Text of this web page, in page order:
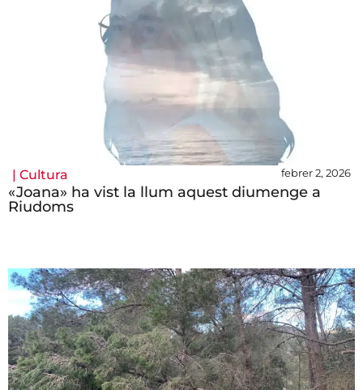
| Cultura febrer 2, 2026
«Joana» ha vist la llum aquest diumenge a
Riudoms